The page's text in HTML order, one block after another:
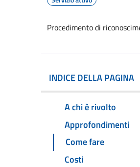
Procedimento di
INDICE DELLA PAGINA
A chi è rivolto
Approfondimenti
Come fare
Costi